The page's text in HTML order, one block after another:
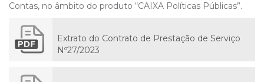
Contas, no âmbito do produto “CAIXA Políticas Públicas”.
Extrato do Contrato de Prestação de Serviço
Nº27/2023